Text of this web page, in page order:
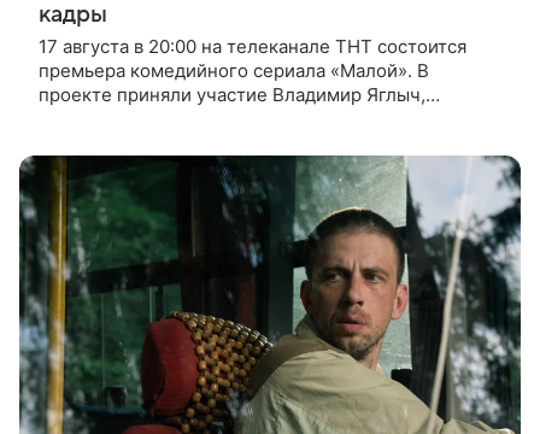
кадры
17 августа в 20:00 на телеканале ТНТ состоится
премьера комедийного сериала «Малой». В
проекте приняли участие Владимир Яглыч,